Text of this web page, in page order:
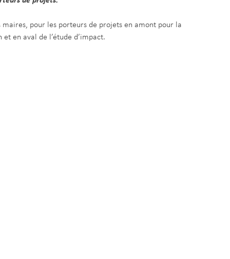
maires, pour les porteurs de projets en amont pour la
en aval de l’étude d’impact.